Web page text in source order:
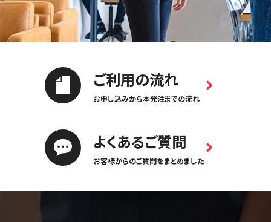
ご利用の流れ
お申し込みから本発注までの流れ
よくあるご質問
お客様からのご質問をまとめました